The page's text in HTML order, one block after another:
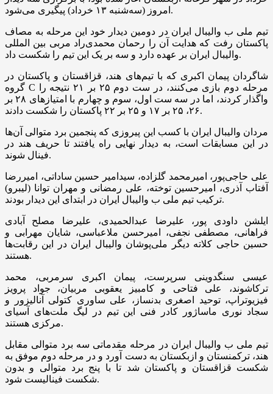
امروز (سه‌شنبه ۱۳ خرداد) پیگیری می‌شود.
تیم ملی ب والیبال ایران در دومین دیدار خود این مرحله به مصاف
پاکستان رفت که هدایت آن را رحمان محمدی‌راد مربی بین المللی
والیبال ایران بر عهده دارد و سه بر یک این تیم را شکست داد.
شاگردان پیمان اکبری که با تیم‌های هند، قزاقستان و پاکستان در
گروه C مرحله دوم بازی می‌کنند، در ست دوم ۲۵ بر ۲۱ نتیجه را
واگذار کردند، اما در سه ست اول، سوم و چهارم با امتیازهای ۲۸ بر
۲۶، ۲۵ بر ۱۷ و ۲۵ بر ۲۲ پاکستان را شکست دادند.
مردان والیبال ایران با کسب این پیروزی که پنجمین برد متوالی آن‌ها
در این مسابقات است، به دیدار نهایی راه یافتند تا حریف هند در
فینال شوند.
علی حاجی‌پور، امیرمحمد گلزاده، سیدامیر حسین ساداتی، امیررضا
آفتاب آذری، امیرحسین توخته، علی رمضانی و مهران توانا (لیبرو)
ترکیب تیم ملی ب والیبال ایران در ابتدای این دیدار بودند.
ایلشن داودی پور، علیرضا عبدالحمیدی، علیرضا مصلح آبادی
فراهانی، مصطفی نجفی، امیرحسن ملاعباسی، شایان مهرابی و
حسین حاجی کلاته دیگر ملی‌پوشان والیبال ایران در این رقابت‌ها
هستند.
عیسی سنگدوینی سرپرست، پیمان اکبری سرمربی، محمد
ترکاشوند، علی فتاحی و کامبیز یعقوبی مربیان، جواد پرویز
فیزیوتراپ، توحید اصغری بدنساز، علی ساوری کتولی آنالیزور و
سجاد نوری ماساژور کادر فنی این تیم در لیگ ملت‌های آسیای
مرکزی هستند.
تیم ملی ب والیبال ایران در مرحله مقدماتی سه برد متوالی مقابل
هند، ترکمنستان و ازبکستان به دست آورد و در مرحله دوم موفق به
شکست قزاقستان و پاکستان شد تا با پنج برد متوالی و بدون
شکست فینالیست شود.